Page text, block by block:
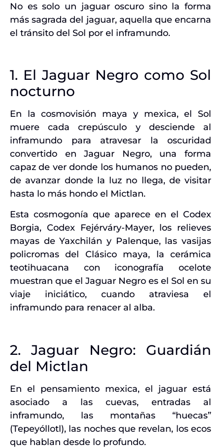
No es solo un jaguar oscuro sino la forma
más sagrada del jaguar, aquella que encarna
el tránsito del Sol por el inframundo.
1. El Jaguar Negro como Sol
nocturno
En la cosmovisión maya y mexica, el Sol
muere cada crepúsculo y desciende al
inframundo para atravesar la oscuridad
convertido en Jaguar Negro, una forma
capaz de ver donde los humanos no pueden,
de avanzar donde la luz no llega, de visitar
hasta lo más hondo el Mictlan.
Esta cosmogonía que aparece en el Codex
Borgia, Codex Fejérváry-Mayer, los relieves
mayas de Yaxchilán y Palenque, las vasijas
policromas del Clásico maya, la cerámica
teotihuacana con iconografía ocelote
muestran que el Jaguar Negro es el Sol en su
viaje iniciático, cuando atraviesa el
inframundo para renacer al alba.
2. Jaguar Negro: Guardián
del Mictlan
En el pensamiento mexica, el jaguar está
asociado a las cuevas, entradas al
inframundo, las montañas “huecas”
(Tepeyóllotl), las noches que revelan, los ecos
que hablan desde lo profundo.